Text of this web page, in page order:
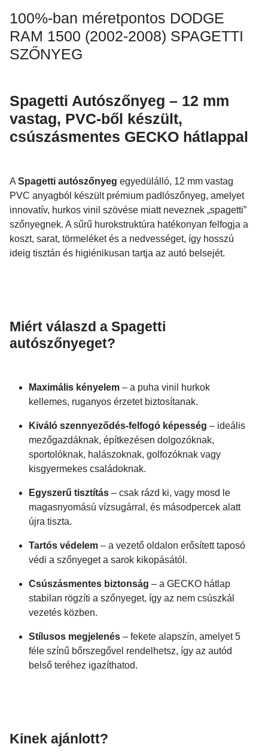
100%-ban méretpontos DODGE
RAM 1500 (2002-2008) SPAGETTI
SZŐNYEG
Spagetti Autószőnyeg – 12 mm
vastag, PVC-ből készült,
csúszásmentes GECKO hátlappal
A Spagetti autószőnyeg egyedülálló, 12 mm vastag
PVC anyagból készült prémium padlószőnyeg, amelyet
innovatív, hurkos vinil szövése miatt neveznek „spagetti”
szőnyegnek. A sűrű hurokstruktúra hatékonyan felfogja a
koszt, sarat, törmeléket és a nedvességet, így hosszú
ideig tisztán és higiénikusan tartja az autó belsejét.
Miért válaszd a Spagetti
autószőnyeget?
Maximális kényelem – a puha vinil hurkok
kellemes, ruganyos érzetet biztosítanak.
Kiváló szennyeződés-felfogó képesség – ideális
mezőgazdáknak, építkezésen dolgozóknak,
sportolóknak, halászoknak, golfozóknak vagy
kisgyermekes családoknak.
Egyszerű tisztítás – csak rázd ki, vagy mosd le
magasnyomású vízsugárral, és másodpercek alatt
újra tiszta.
Tartós védelem – a vezető oldalon erősített taposó
védi a szőnyeget a sarok kikopásától.
Csúszásmentes biztonság – a GECKO hátlap
stabilan rögzíti a szőnyeget, így az nem csúszkál
vezetés közben.
Stílusos megjelenés – fekete alapszín, amelyet 5
féle színű bőrszegővel rendelhetsz, így az autód
belső teréhez igazíthatod.
Kinek ajánlott?